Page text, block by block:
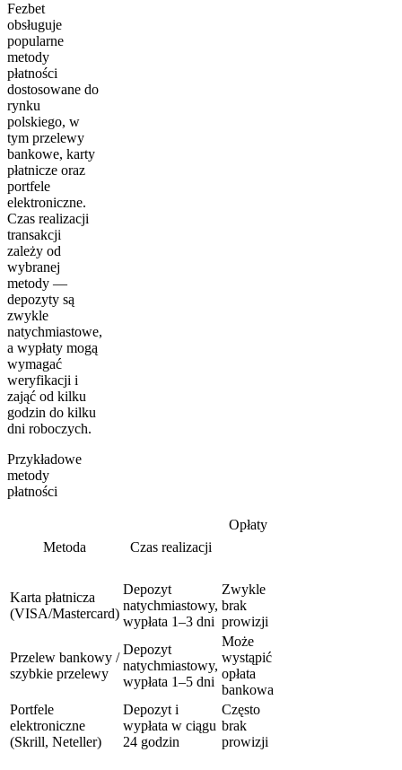
Fezbet
obsługuje
popularne
metody
płatności
dostosowane do
rynku
polskiego, w
tym przelewy
bankowe, karty
płatnicze oraz
portfele
elektroniczne.
Czas realizacji
transakcji
zależy od
wybranej
metody —
depozyty są
zwykle
natychmiastowe,
a wypłaty mogą
wymagać
weryfikacji i
zająć od kilku
godzin do kilku
dni roboczych.
Przykładowe
metody
płatności
Metoda Czas realizacji
Opłaty
Karta płatnicza
(VISA/Mastercard)
Depozyt
natychmiastowy,
wypłata 1–3 dni
Zwykle
brak
prowizji
Przelew bankowy /
szybkie przelewy
Depozyt
natychmiastowy,
wypłata 1–5 dni
Może
wystąpić
opłata
bankowa
Portfele
elektroniczne
(Skrill, Neteller)
Depozyt i
wypłata w ciągu
24 godzin
Często
brak
prowizji